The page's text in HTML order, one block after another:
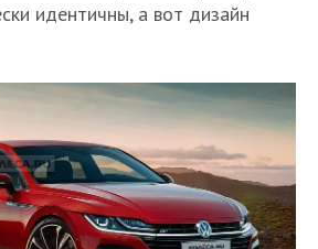
идентичны, а вот дизайн